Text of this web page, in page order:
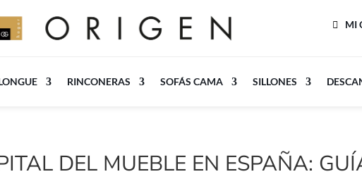
MI
RINCONERAS SOFÁS CAMA SILLONES
DEL MUEBLE EN ESPAÑA: